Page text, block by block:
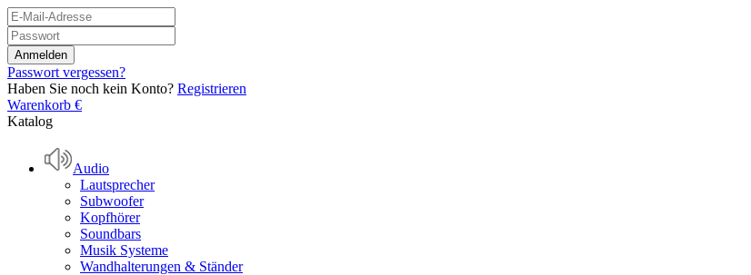
Passwort vergessen?
Haben Sie noch kein Konto? Registrieren
Warenkorb €
Katalog
Audio
Lautsprecher
Subwoofer
Kopfhörer
Soundbars
Musik Systeme
Wandhalterungen & Ständer